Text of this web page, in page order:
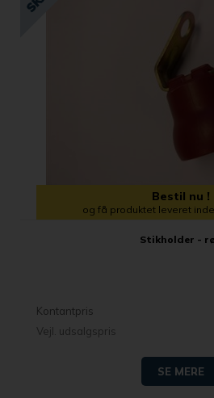
Bestil nu !
og få produktet leveret
Stikholder -
Kontantpris
Vejl. udsalgspris
SE MERE